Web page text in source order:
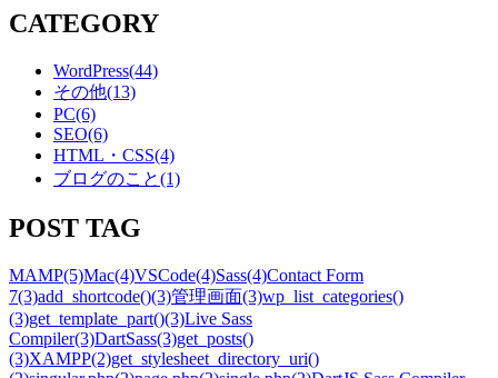
CATEGORY
WordPress(44)
その他(13)
PC(6)
SEO(6)
HTML・CSS(4)
ブログのこと(1)
POST TAG
MAMP(5)Mac(4)VSCode(4)Sass(4)Contact Form
7(3)add_shortcode()(3)管理画面(3)wp_list_categories()
(3)get_template_part()(3)Live Sass
Compiler(3)DartSass(3)get_posts()
(3)XAMPP(2)get_stylesheet_directory_uri()